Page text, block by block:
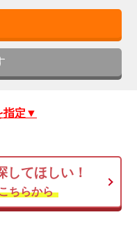
指定▼
してほしい！
ちらから